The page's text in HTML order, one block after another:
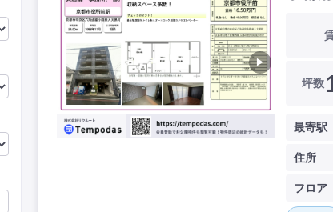
▶
坪数
最寄駅
住所
フロア